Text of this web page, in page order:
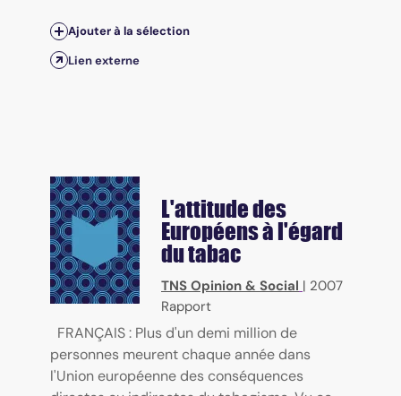
Ajouter à la sélection
Lien externe
L'attitude des
Européens à l'égard
du tabac
TNS Opinion & Social | 2007
Rapport
FRANÇAIS : Plus d'un demi million de
personnes meurent chaque année dans
l'Union européenne des conséquences